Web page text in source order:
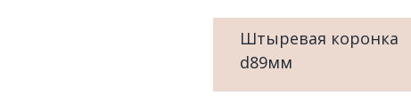
Штыревая коронка
d89мм